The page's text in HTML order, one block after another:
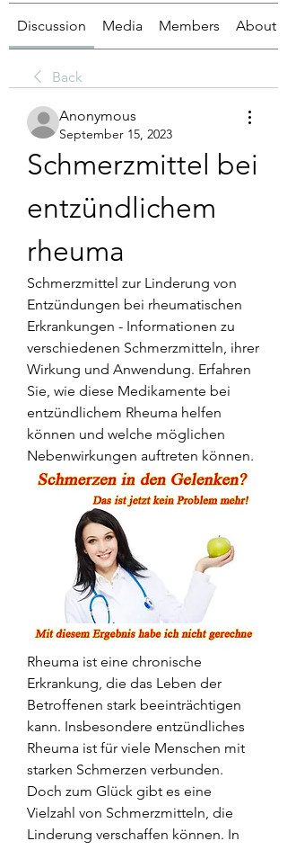
Discussion Media Members About
Back
Anonymous
September 15, 2023
Schmerzmittel bei
entzündlichem
rheuma
Schmerzmittel zur Linderung von
Entzündungen bei rheumatischen
Erkrankungen - Informationen zu
verschiedenen Schmerzmitteln, ihrer
Wirkung und Anwendung. Erfahren
Sie, wie diese Medikamente bei
entzündlichem Rheuma helfen
können und welche möglichen
Nebenwirkungen auftreten können.
Rheuma ist eine chronische
Erkrankung, die das Leben der
Betroffenen stark beeinträchtigen
kann. Insbesondere entzündliches
Rheuma ist für viele Menschen mit
starken Schmerzen verbunden.
Doch zum Glück gibt es eine
Vielzahl von Schmerzmitteln, die
Linderung verschaffen können. In